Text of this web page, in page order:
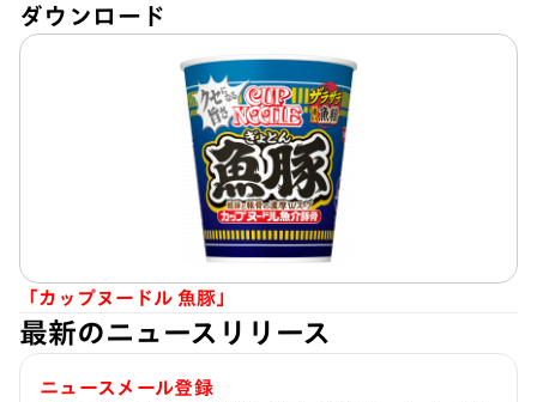
ダウンロード
「カップヌードル 魚豚」
最新のニュースリリース
ニュースメール登録